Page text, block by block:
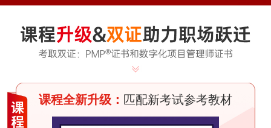
课程全新升级： 匹配新考试参考教材